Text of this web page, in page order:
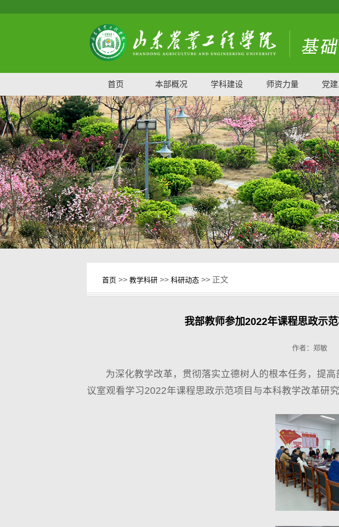
首页 本部概况 学科建设 师资力量 党
首页 >> 教学科研 >> 科研动态 >> 正文
我部教师参加2022年课程思政示
作者：郑敏
为深化教学改革，贯彻落实立德树人的根本任务，提
议室观看学习2022年课程思政示范项目与本科教学改革研